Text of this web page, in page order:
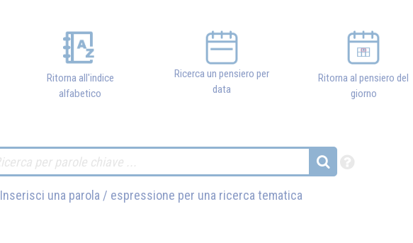
Ritorna all'indice
alfabetico
Ricerca un pensiero per
data
Ritorna al pensiero del
giorno
Inserisci una parola / espressione per una ricerca tematica